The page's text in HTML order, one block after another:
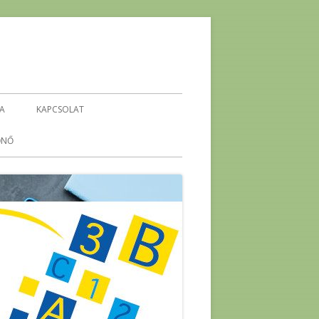
KEHOP-5.4.1-16-2016-00296
ENERGETIKA ÖKO-TÉMAHÉT
ENERGIA PROJEKTHÉT
KAPCSOLAT